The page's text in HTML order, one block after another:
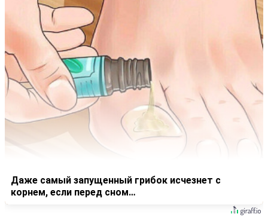
Даже самый запущенный грибок исчезнет с
корнем, если перед сном…